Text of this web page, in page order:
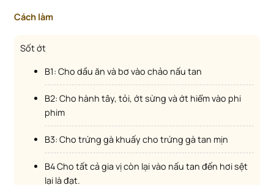
Cách làm
Sốt ớt
B1: Cho dầu ăn và bơ vào chảo nấu tan
B2: Cho hành tây, tỏi, ớt sừng và ớt hiểm vào phi
phim
B3: Cho trứng gà khuấy cho trứng gà tan mịn
B4 Cho tất cả gia vị còn lại vào nấu tan đến hơi sệt
lại là đạt.